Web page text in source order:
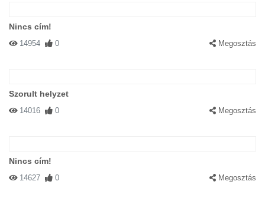
Nincs cím!
14954 0 Megosztás
Szorult helyzet
14016 0 Megosztás
Nincs cím!
14627 0 Megosztás